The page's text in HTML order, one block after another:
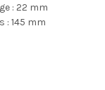
: 22 mm
: 145 mm